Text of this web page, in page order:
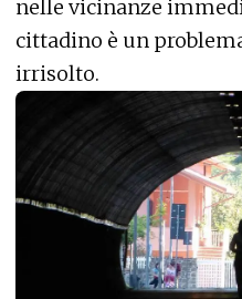
nelle vicinanze
cittadino è un
irrisolto.